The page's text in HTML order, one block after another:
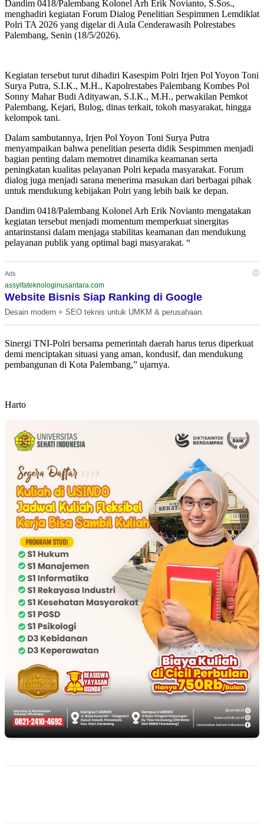
Dandim 0418/Palembang Kolonel Arh Erik Novianto, S.Sos.,
menghadiri kegiatan Forum Dialog Penelitian Sespimmen Lemdiklat
Polri TA 2026 yang digelar di Aula Cenderawasih Polrestabes
Palembang, Senin (18/5/2026).
Kegiatan tersebut turut dihadiri Kasespim Polri Irjen Pol Yoyon Toni
Surya Putra, S.I.K., M.H., Kapolrestabes Palembang Kombes Pol
Sonny Mahar Budi Adityawan, S.I.K., M.H., perwakilan Pemkot
Palembang, Kejari, Bulog, dinas terkait, tokoh masyarakat, hingga
kelompok tani.
Dalam sambutannya, Irjen Pol Yoyon Toni Surya Putra
menyampaikan bahwa penelitian peserta didik Sespimmen menjadi
bagian penting dalam memotret dinamika keamanan serta
peningkatan kualitas pelayanan Polri kepada masyarakat. Forum
dialog juga menjadi sarana menerima masukan dari berbagai pihak
untuk mendukung kebijakan Polri yang lebih baik ke depan.
Dandim 0418/Palembang Kolonel Arh Erik Novianto mengatakan
kegiatan tersebut menjadi momentum memperkuat sinergitas
antarinstansi dalam menjaga stabilitas keamanan dan mendukung
pelayanan publik yang optimal bagi masyarakat. “
Ads ⓘ
assyifateknologinusantara.com
Website Bisnis Siap Ranking di Google
Desain modern + SEO teknis untuk UMKM & perusahaan.
Sinergi TNI-Polri bersama pemerintah daerah harus terus diperkuat
demi menciptakan situasi yang aman, kondusif, dan mendukung
pembangunan di Kota Palembang,” ujarnya.
Harto